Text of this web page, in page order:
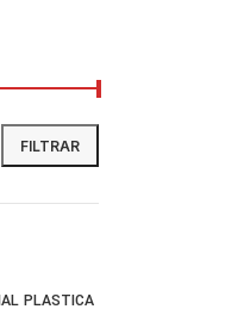
FILTRAR
PLASTICA